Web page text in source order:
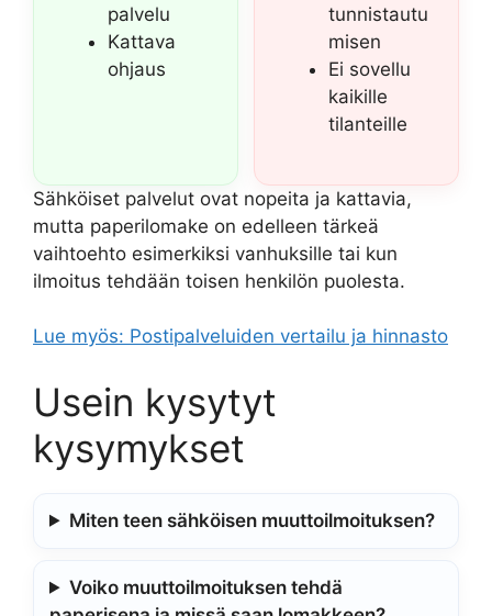
palvelu
Kattava
ohjaus
tunnistautu
misen
Ei sovellu
kaikille
tilanteille
Sähköiset palvelut ovat nopeita ja kattavia,
mutta paperilomake on edelleen tärkeä
vaihtoehto esimerkiksi vanhuksille tai kun
ilmoitus tehdään toisen henkilön puolesta.
Lue myös: Postipalveluiden vertailu ja hinnasto
Usein kysytyt
kysymykset
Miten teen sähköisen muuttoilmoituksen?
Voiko muuttoilmoituksen tehdä